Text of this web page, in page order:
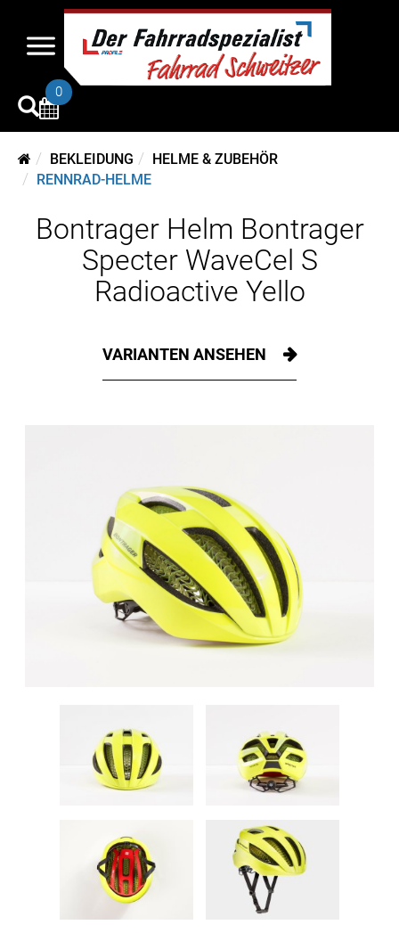
0
BEKLEIDUNG
HELME & ZUBEHÖR
RENNRAD-HELME
Bontrager Helm Bontrager
Specter WaveCel S
Radioactive Yello
VARIANTEN ANSEHEN